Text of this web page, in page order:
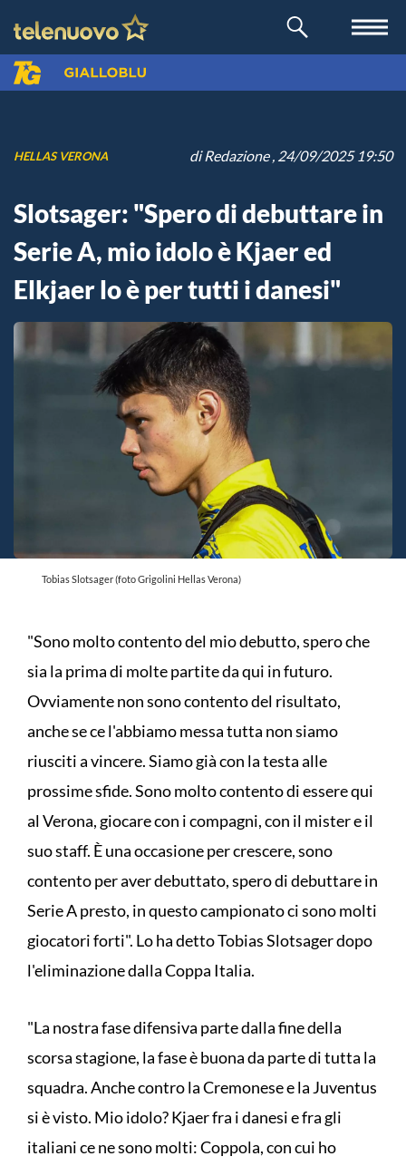
HELLAS VERONA diRedazione, 24/09/2025 19:50
Slotsager: "Spero di debuttare in
Serie A, mio idolo è Kjaer ed
Elkjaer lo è per tutti i danesi"
Tobias Slotsager (foto Grigolini Hellas Verona)
"Sono molto contento del mio debutto, spero che
sia la prima di molte partite da qui in futuro.
Ovviamente non sono contento del risultato,
anche se ce l'abbiamo messa tutta non siamo
riusciti a vincere. Siamo già con la testa alle
prossime sfide. Sono molto contento di essere qui
al Verona, giocare con i compagni, con il mister e il
suo staff. È una occasione per crescere, sono
contento per aver debuttato, spero di debuttare in
Serie A presto, in questo campionato ci sono molti
giocatori forti". Lo ha detto Tobias Slotsager dopo
l'eliminazione dalla Coppa Italia.
"La nostra fase difensiva parte dalla fine della
scorsa stagione, la fase è buona da parte di tutta la
squadra. Anche contro la Cremonese e la Juventus
si è visto. Mio idolo? Kjaer fra i danesi e fra gli
italiani ce ne sono molti: Coppola, con cui ho